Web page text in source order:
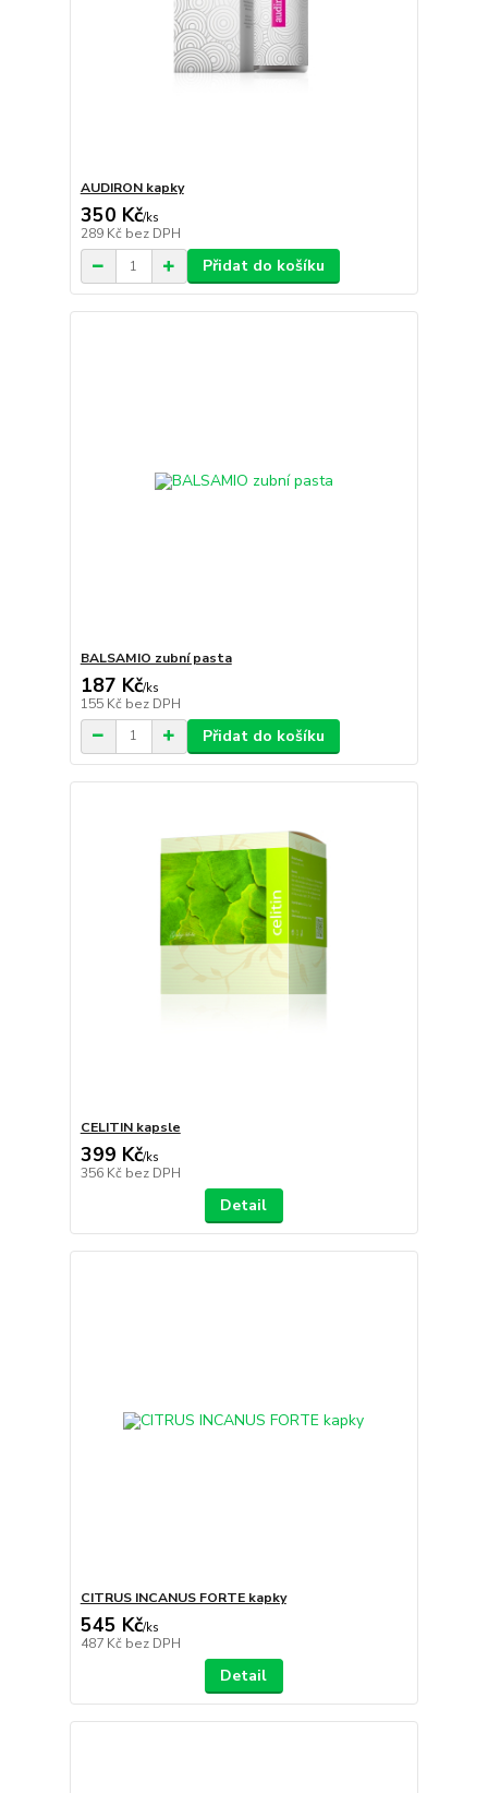
AUDIRON kapky
350 Kč/ks
289 Kč bez DPH
Přidat do košíku
BALSAMIO zubní pasta
187 Kč/ks
155 Kč bez DPH
Přidat do košíku
CELITIN kapsle
399 Kč/ks
356 Kč bez DPH
Detail
CITRUS INCANUS FORTE kapky
545 Kč/ks
487 Kč bez DPH
Detail